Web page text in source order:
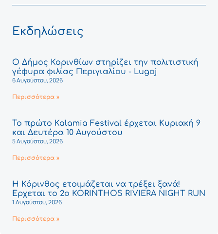
Εκδηλώσεις
Ο Δήμος Κορινθίων στηρίζει την πολιτιστική
γέφυρα φιλίας Περιγιαλίου - Lugoj
6 Αυγούστου, 2026
Περισσότερα »
Το πρώτο Kalamia Festival έρχεται Κυριακή 9
και Δευτέρα 10 Αυγούστου
5 Αυγούστου, 2026
Περισσότερα »
Η Κόρινθος ετοιμάζεται να τρέξει ξανά!
Έρχεται το 2ο KORINTHOS RIVIERA NIGHT RUN
1 Αυγούστου, 2026
Περισσότερα »